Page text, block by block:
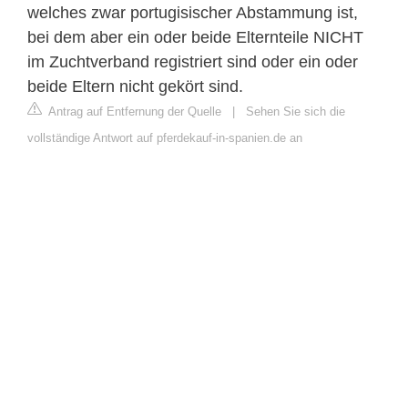
welches zwar portugisischer Abstammung ist,
bei dem aber ein oder beide Elternteile NICHT
im Zuchtverband registriert sind oder ein oder
beide Eltern nicht gekört sind.
Antrag auf Entfernung der Quelle
Sehen Sie sich die
vollständige Antwort auf pferdekauf-in-spanien.de an